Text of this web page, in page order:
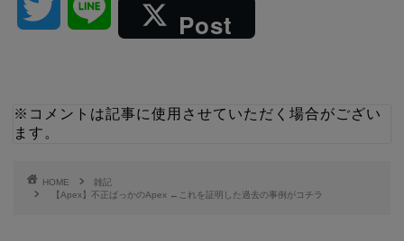
t
Post
※コメントは記事に使用させていただく場合がござい
ます。
HOME
雑記
【Apex】不正ばっかのApex ←これを証明した過去の事例がコチラ